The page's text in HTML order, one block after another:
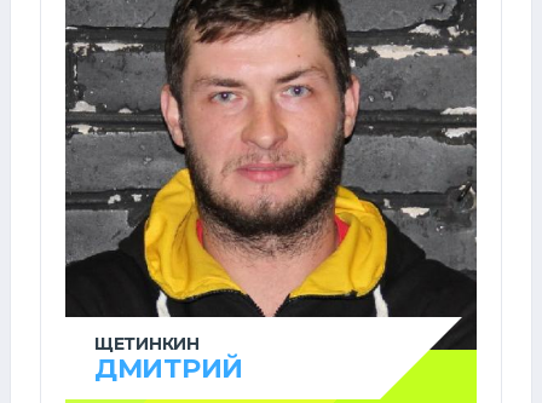
ЩЕТИНКИН
ДМИТРИЙ